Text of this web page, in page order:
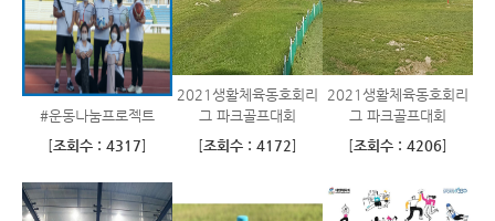
#운동나눔프로젝트
[조회수 : 4317]
2021생활체육동호회리
그 파크골프대회
[조회수 : 4172]
2021생활체육동호회리
그 파크골프대회
[조회수 : 4206]